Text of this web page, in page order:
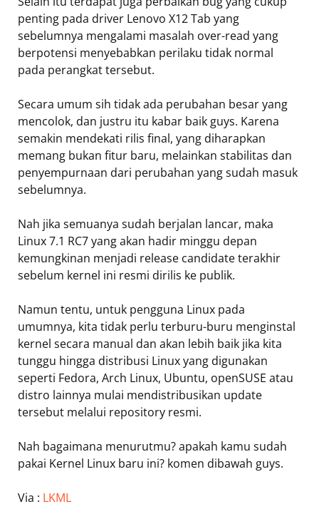
penting pada driver Lenovo X12 Tab yang
sebelumnya mengalami masalah over-read yang
berpotensi menyebabkan perilaku tidak normal
pada perangkat tersebut.
Secara umum sih tidak ada perubahan besar yang
mencolok, dan justru itu kabar baik guys. Karena
semakin mendekati rilis final, yang diharapkan
memang bukan fitur baru, melainkan stabilitas dan
penyempurnaan dari perubahan yang sudah masuk
sebelumnya.
Nah jika semuanya sudah berjalan lancar, maka
Linux 7.1 RC7 yang akan hadir minggu depan
kemungkinan menjadi release candidate terakhir
sebelum kernel ini resmi dirilis ke publik.
Namun tentu, untuk pengguna Linux pada
umumnya, kita tidak perlu terburu-buru menginstal
kernel secara manual dan akan lebih baik jika kita
tunggu hingga distribusi Linux yang digunakan
seperti Fedora, Arch Linux, Ubuntu, openSUSE atau
distro lainnya mulai mendistribusikan update
tersebut melalui repository resmi.
Nah bagaimana menurutmu? apakah kamu sudah
pakai Kernel Linux baru ini? komen dibawah guys.
Via : LKML